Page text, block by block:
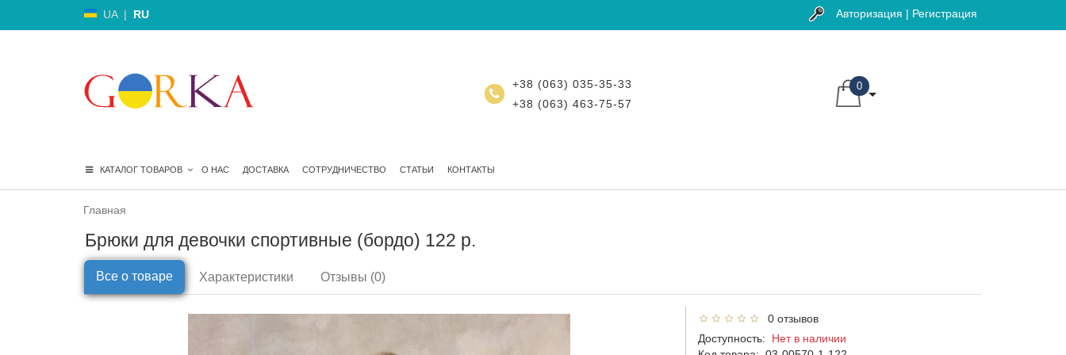
UA | RU Авторизация | Регистрация
+38 (063) 035-35-33
+38 (063) 463-75-57
0
КАТАЛОГ ТОВАРОВ О НАС ДОСТАВКА СОТРУДНИЧЕСТВО СТАТЬИ КОНТАКТЫ
Главная
Брюки для девочки спортивные (бордо) 122 р.
Все о товаре Характеристики Отзывы (0)
0 отзывов
Доступность: Нет в наличии